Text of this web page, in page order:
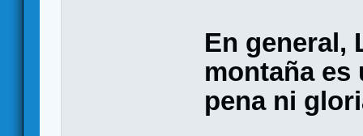
En general,
montaña es
pena ni